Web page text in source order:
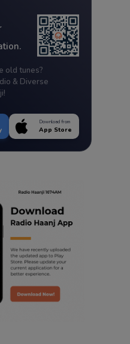
old tunes?
& Diverse
Download from
App Store